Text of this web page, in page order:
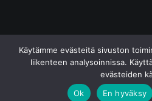
Käytämme evästeitä sivuston
liikenteen analysoinnissa.
evästeiden
Ok
En hyväksy